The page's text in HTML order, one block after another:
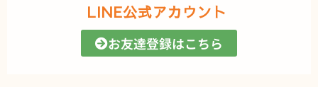
LINE公式アカウント
お友達登録はこちら